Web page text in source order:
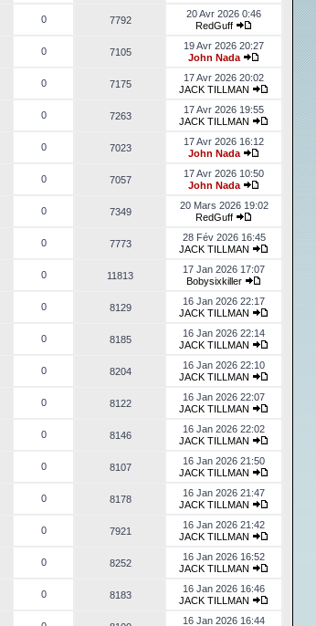
0 7792
20 Avr 2026 0:46
RedGuff
0 7105
19 Avr 2026 20:27
John Nada
0 7175
17 Avr 2026 20:02
JACK TILLMAN
0 7263
17 Avr 2026 19:55
JACK TILLMAN
0 7023
17 Avr 2026 16:12
John Nada
0 7057
17 Avr 2026 10:50
John Nada
0 7349
20 Mars 2026 19:02
RedGuff
0 7773
28 Fév 2026 16:45
JACK TILLMAN
0 11813
17 Jan 2026 17:07
Bobysixkiller
0 8129
16 Jan 2026 22:17
JACK TILLMAN
0 8185
16 Jan 2026 22:14
JACK TILLMAN
0 8204
16 Jan 2026 22:10
JACK TILLMAN
0 8122
16 Jan 2026 22:07
JACK TILLMAN
0 8146
16 Jan 2026 22:02
JACK TILLMAN
0 8107
16 Jan 2026 21:50
JACK TILLMAN
0 8178
16 Jan 2026 21:47
JACK TILLMAN
0 7921
16 Jan 2026 21:42
JACK TILLMAN
0 8252
16 Jan 2026 16:52
JACK TILLMAN
0 8183
16 Jan 2026 16:46
JACK TILLMAN
16 Jan 2026 16:44